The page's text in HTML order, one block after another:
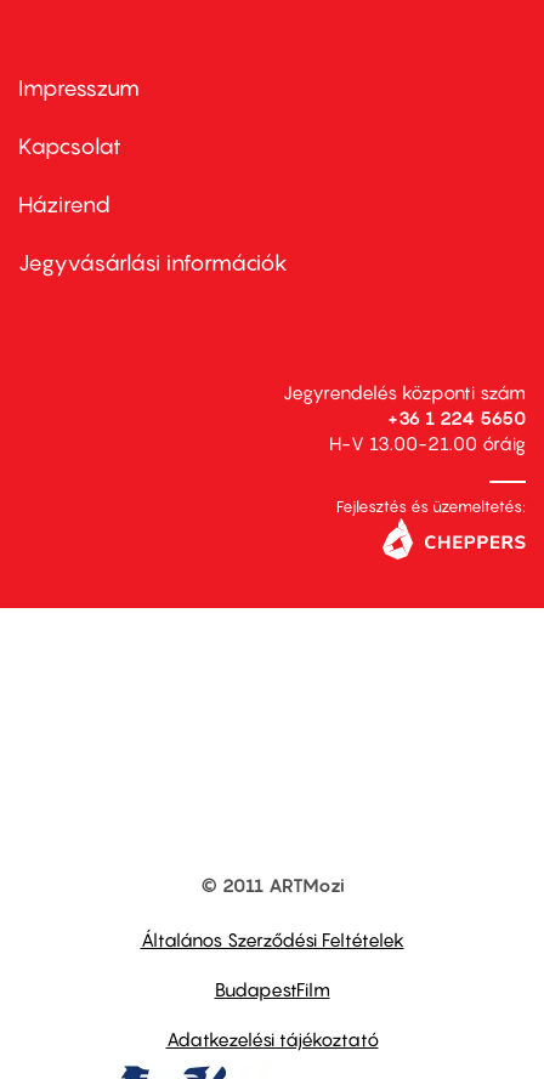
Footer
first
Impresszum
Kapcsolat
Footer
second
Házirend
Jegyvásárlási információk
Jegyrendelés központi szám
+36 1 224 5650
H-V 13.00-21.00 óráig
Fejlesztés és üzemeltetés:
© 2011 ARTMozi
Általános Szerződési Feltételek
BudapestFilm
Adatkezelési tájékoztató